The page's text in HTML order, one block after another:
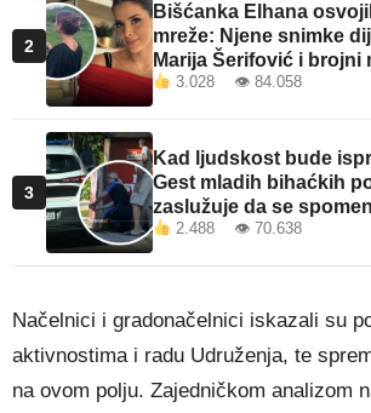
2
Bišćanka Elhana
mreže: Njene snimke
Marija Šerifović i brojni
3.028 👁 84.058
3
Kad ljudskost bude
Gest mladih bihaćkih
zaslužuje da se
2.488 👁 70.638
Načelnici i gradonačelnici iskazali su
aktivnostima i radu Udruženja, te
na ovom polju. Zajedničkom analizom